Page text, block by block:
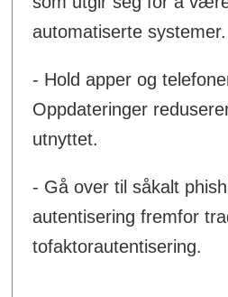
automatiserte systemer.
- Hold apper og
Oppdateringer
utnyttet.
- Gå over til såkalt
autentisering fremfor
tofaktorautentisering.